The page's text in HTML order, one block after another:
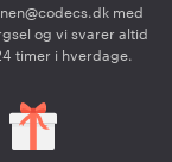
med
og vi svarer altid
timer i hverdage.